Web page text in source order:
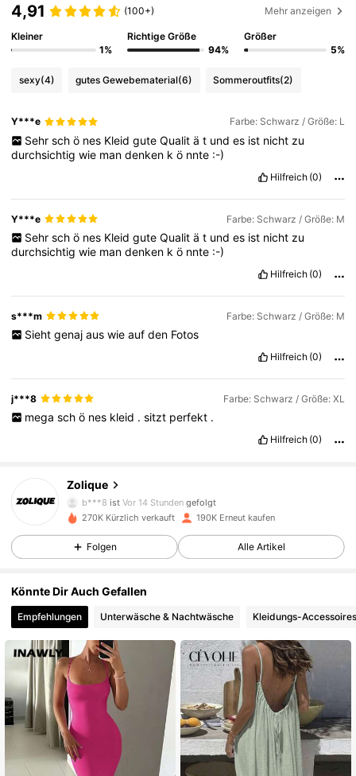
4,91 (100+) Mehr anzeigen
Kleiner
1%
Richtige Größe
94%
Größer
5%
sexy(4) gutes Gewebematerial(6) Sommeroutfits(2)
Y***e Farbe: Schwarz / Größe: L
Sehr sch ö nes Kleid gute Qualit ä t und es ist nicht zu
durchsichtigwie mandenken kö nnte :-)
Hilfreich (0)
Y***e Farbe: Schwarz / Größe: M
Sehr sch ö nes Kleid gute Qualit ä t und es ist nicht zu
durchsichtigwie mandenken kö nnte :-)
Hilfreich (0)
s***m Farbe: Schwarz / Größe: M
Sieht genaj aus wie auf den Fotos
Hilfreich (0)
j***8 Farbe: Schwarz / Größe: XL
mega sch ö nes kleid . sitzt perfekt .
Hilfreich (0)
Zolique
b***8 ist Vor 14 Stundengefolgt
4,85 73K Follower
4,85 73K Follower
270K Kürzlich verkauft 190K Erneut kaufen
Folgen Alle Artikel
Könnte Dir Auch Gefallen
Empfehlungen Unterwäsche & Nachtwäsche Kleidungs-Accessoires